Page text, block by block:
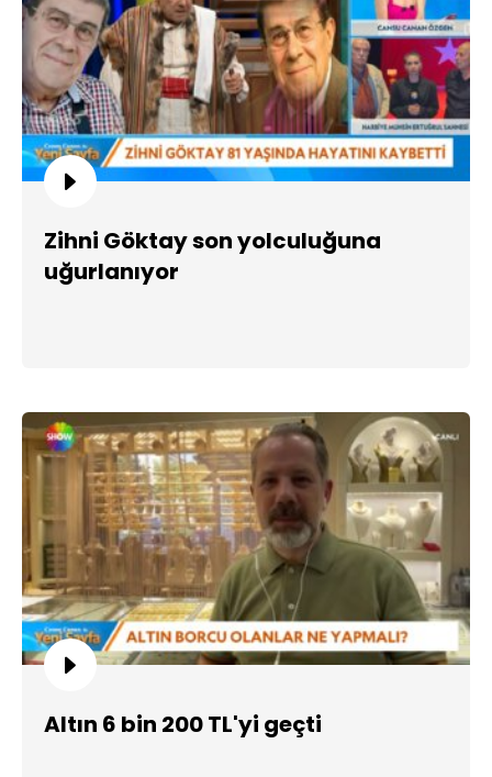
Zihni Göktay son yolculuğuna
uğurlanıyor
Altın 6 bin 200 TL'yi geçti